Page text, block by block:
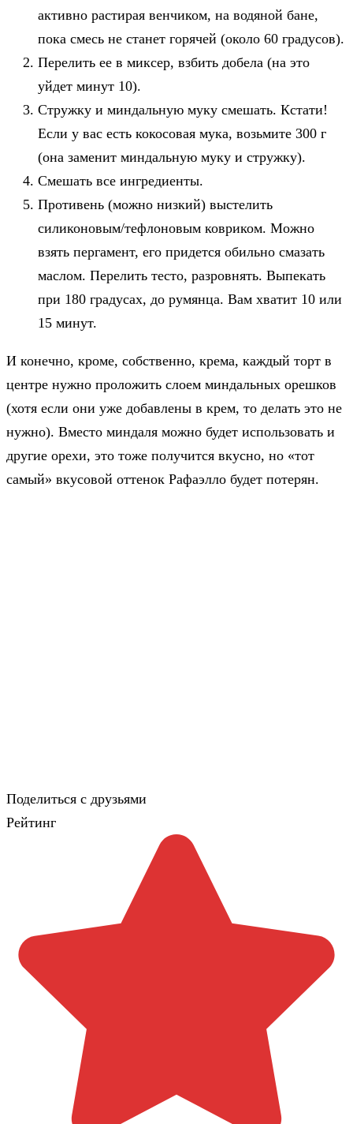
активно растирая венчиком, на водяной бане,
пока смесь не станет горячей (около 60 градусов).
Перелить ее в миксер, взбить добела (на это
уйдет минут 10).
Стружку и миндальную муку смешать. Кстати!
Если у вас есть кокосовая мука, возьмите 300 г
(она заменит миндальную муку и стружку).
Смешать все ингредиенты.
Противень (можно низкий) выстелить
силиконовым/тефлоновым ковриком. Можно
взять пергамент, его придется обильно смазать
маслом. Перелить тесто, разровнять. Выпекать
при 180 градусах, до румянца. Вам хватит 10 или
15 минут.
И конечно, кроме, собственно, крема, каждый торт в
центре нужно проложить слоем миндальных орешков
(хотя если они уже добавлены в крем, то делать это не
нужно). Вместо миндаля можно будет использовать и
другие орехи, это тоже получится вкусно, но «тот
самый» вкусовой оттенок Рафаэлло будет потерян.
Поделиться с друзьями
Рейтинг